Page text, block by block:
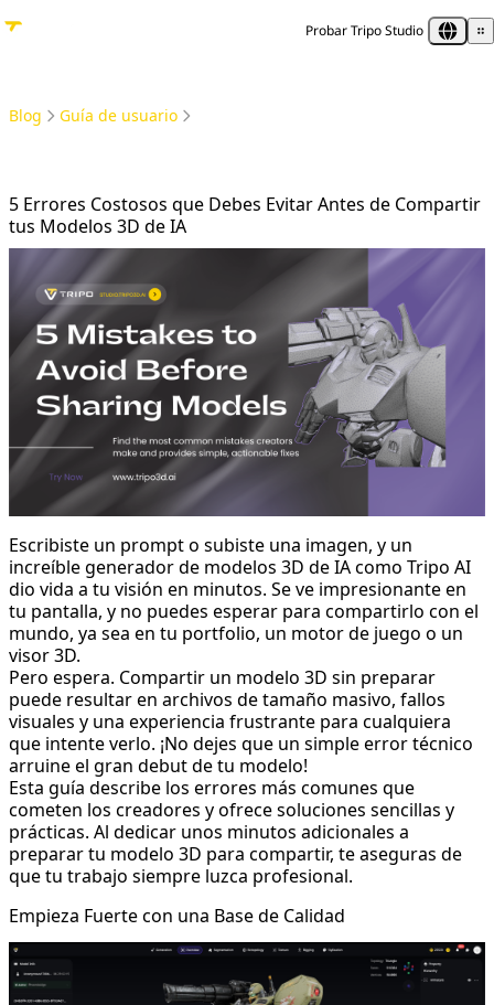
Probar Tripo Studio
Blog
Guía de usuario
5 Errores Costosos que Debes Evitar Antes de Compartir
tus Modelos 3D de IA
Escribiste un prompt o subiste una imagen, y un
increíblegenerador de modelos 3D de IAcomo Tripo AI
dio vida a tu visión en minutos. Se ve impresionante en
tu pantalla, y no puedes esperar para compartirlo con el
mundo, ya sea en tu portfolio, un motor de juego o un
visor 3D.
Pero espera. Compartir un modelo 3D sin preparar
puede resultar en archivos de tamaño masivo, fallos
visuales y una experiencia frustrante para cualquiera
que intente verlo. ¡No dejes que un simple error técnico
arruine el gran debut de tu modelo!
Esta guía describe los errores más comunes que
cometen los creadores y ofrece soluciones sencillas y
prácticas. Al dedicar unos minutos adicionales a
preparar tu modelo 3D para compartir, te aseguras de
que tu trabajo siempre luzca profesional.
Empieza Fuerte con una Base de Calidad